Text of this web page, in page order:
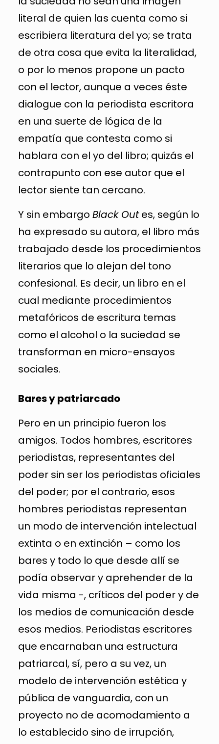
literal de quien las cuenta como si
escribiera literatura del yo; se trata
de otra cosa que evita la literalidad,
o por lo menos propone un pacto
con el lector, aunque a veces éste
dialogue con la periodista escritora
en una suerte de lógica de la
empatía que contesta como si
hablara con el yo del libro; quizás el
contrapunto con ese autor que el
lector siente tan cercano.
Y sin embargo Black Outes, según lo
ha expresado su autora, el libro más
trabajado desde los procedimientos
literarios que lo alejan del tono
confesional. Es decir, un libro en el
cual mediante procedimientos
metafóricos de escritura temas
como el alcohol o la suciedad se
transforman en micro-ensayos
sociales.
Bares y patriarcado
Pero en un principio fueron los
amigos. Todos hombres, escritores
periodistas, representantes del
poder sin ser los periodistas oficiales
del poder; por el contrario, esos
hombres periodistas representan
un modo de intervención intelectual
extinta o en extinción – como los
bares y todo lo que desde allí se
podía observar y aprehender de la
vida misma -, críticos del poder y de
los medios de comunicación desde
esos medios. Periodistas escritores
que encarnaban una estructura
patriarcal, sí, pero a su vez, un
modelo de intervención estética y
pública de vanguardia, con un
proyecto no de acomodamiento a
lo establecido sino de irrupción,